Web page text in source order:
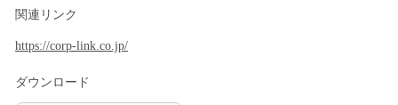
関連リンク
https://corp-link.co.jp/
ダウンロード